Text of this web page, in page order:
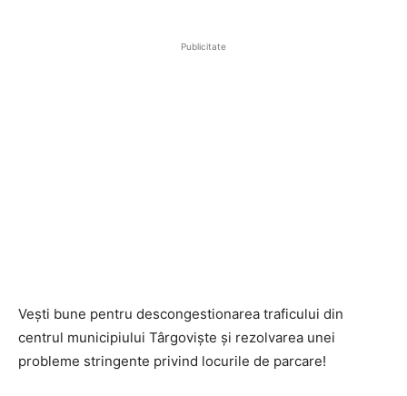
Publicitate
Vești bune pentru descongestionarea traficului din
centrul municipiului Târgoviște și rezolvarea unei
probleme stringente privind locurile de parcare!